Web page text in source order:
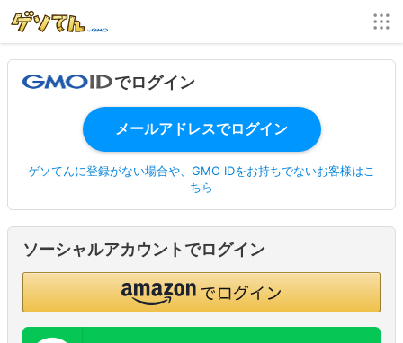
でログイン
ゲソてんに登録がない場合や、GMO IDをお持ちでないお客様はこ
ちら
ソーシャルアカウントでログイン